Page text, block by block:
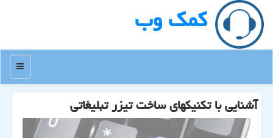
كمك وب
منو
آشنایی با تكنیكهای ساخت تیزر تبلیغاتی